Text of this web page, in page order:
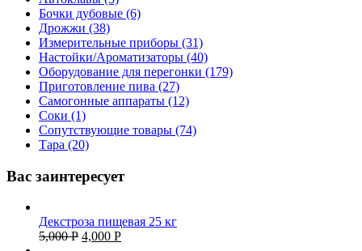
Бочки дубовые (6)
Дрожжи (38)
Измерительные приборы (31)
Настойки/Ароматизаторы (40)
Оборудование для перегонки (179)
Приготовление пива (27)
Самогонные аппараты (12)
Соки (1)
Сопутствующие товары (74)
Тара (20)
Вас заинтересует
Декстроза пищевая 25 кг
5,000Р 4,000 Р